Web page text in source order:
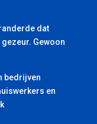
dat
Gewoon
bedrijven
en